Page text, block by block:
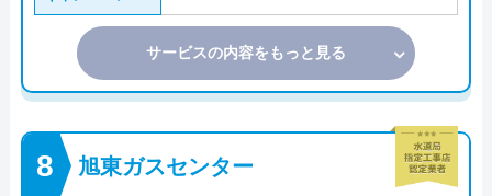
サービスの内容をもっと見る
旭東ガスセンター